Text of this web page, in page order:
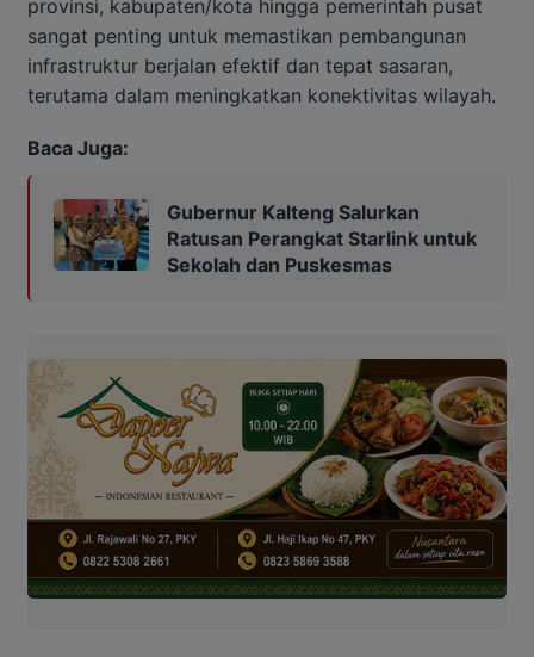
provinsi, kabupaten/kota hingga pemerintah pusat
sangat penting untuk memastikan pembangunan
infrastruktur berjalan efektif dan tepat sasaran,
terutama dalam meningkatkan konektivitas wilayah.
Baca Juga:
Gubernur Kalteng Salurkan
Ratusan Perangkat Starlink untuk
Sekolah dan Puskesmas